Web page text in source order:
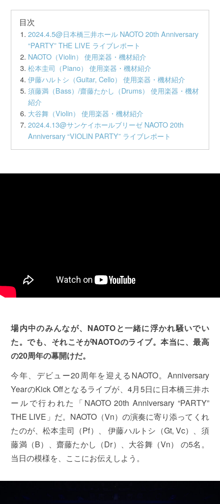
目次
2024.4.5@日本橋三井ホール NAOTO 20th Anniversary
“PARTY” THE LIVE ライブレポート
NAOTO（Violin） 使用楽器・機材紹介
松本圭司（Piano） 使用楽器・機材紹介
伊藤ハルトシ（Guitar, Cello） 使用楽器・機材紹介
須藤満（Bass）/齋藤たかし（Drums） 使用楽器・機材
紹介
大谷舞（Violin） 使用楽器・機材紹介
2024.4.13@サンケイホールブリーゼ NAOTO 20th
Anniversary “VIOLIN PARTY” ライブレポート
場内中のみんなが、NAOTOと一緒に浮かれ騒いでい
た。でも、それこそがNAOTOのライブ。本当に、最高
の20周年の幕開けだ。
今年、デビュー20周年を迎えるNAOTO。Anniversary
YearのKick Offとなるライブが、4月5日に日本橋三井ホ
ールで行われた「NAOTO 20th Anniversary “PARTY”
THE LIVE」だ。NAOTO（Vn）の演奏に寄り添ってくれ
たのが、松本圭司（Pf）、 伊藤ハルトシ（Gt, Vc）、須
藤満（B）、齋藤たかし（Dr）、大谷舞（Vn） の5名。
当日の模様を、ここにお伝えしよう。